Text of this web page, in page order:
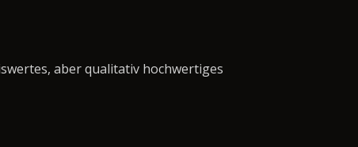
aber qualitativ hochwertiges